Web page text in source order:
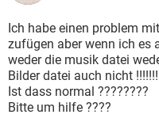
FACEBOOK
WHATSAPP
FACEBOOK
ANDROID
WINDOWS 10
WHATSAPP
FACEBOOK
SPIELE
ANDROID
WINDOWS 10
WHATSAPP
Ich habe einen problem
zufügen aber wenn ich es
weder die musik datei
Bilder datei auch nicht
Ist dass normal ????????
Bitte um hilfe ????